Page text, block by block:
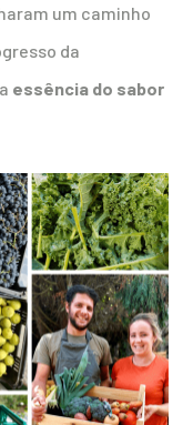
um caminho
da
essência do sabor